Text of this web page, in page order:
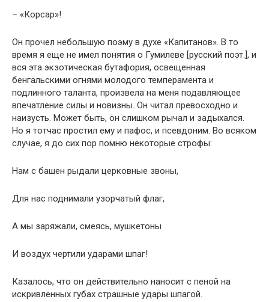
– «Корсар»!
Он прочел небольшую поэму в духе «Капитанов». В то
время я еще не имел понятия о Гумилеве [русский поэт.], и
вся эта экзотическая бутафория, освещенная
бенгальскими огнями молодого темперамента и
подлинного таланта, произвела на меня подавляющее
впечатление силы и новизны. Он читал превосходно и
наизусть. Может быть, он слишком рычал и задыхался.
Но я тотчас простил ему и пафос, и псевдоним. Во всяком
случае, я до сих пор помню некоторые строфы:
Нам с башен рыдали церковные звоны,
Для нас поднимали узорчатый флаг,
А мы заряжали, смеясь, мушкетоны
И воздух чертили ударами шпаг!
Казалось, что он действительно наносит с пеной на
искривленных губах страшные удары шпагой.